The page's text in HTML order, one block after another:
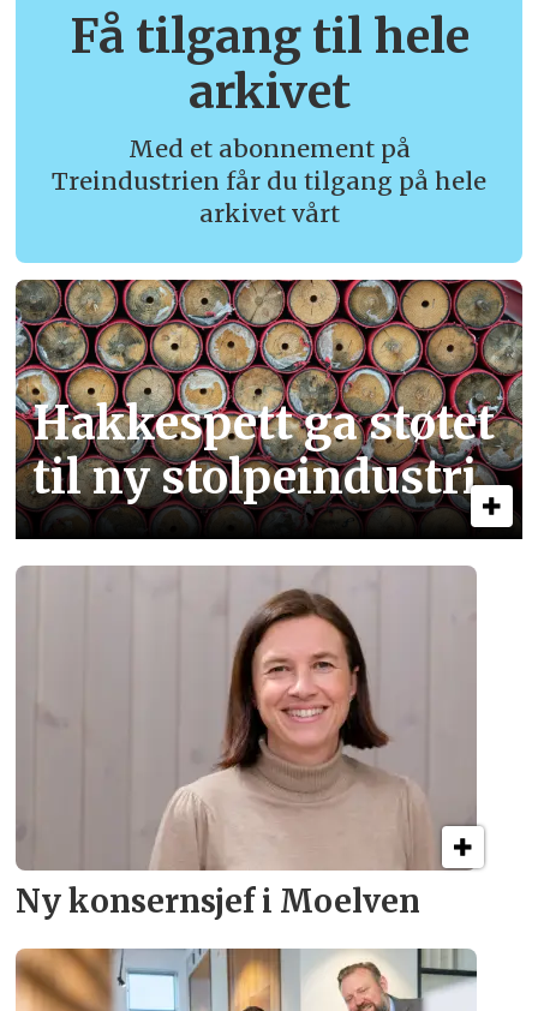
Få tilgang til hele
arkivet
Med et abonnement på
Treindustrien får du tilgang på hele
arkivet vårt
Hakkespett ga støtet
til ny stolpe­industri
Ny konsern­sjef i Moelven